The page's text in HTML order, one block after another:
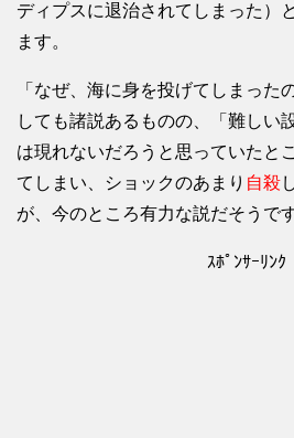
ディプスに退治されてしまった）
ます。
「なぜ、海に身を投げてしまった
しても諸説あるものの、「難しい
は現れないだろうと思っていたと
てしまい、ショックのあまり 自殺
が、今のところ有力な説だそうです
ｽﾎﾟﾝｻｰﾘﾝｸ